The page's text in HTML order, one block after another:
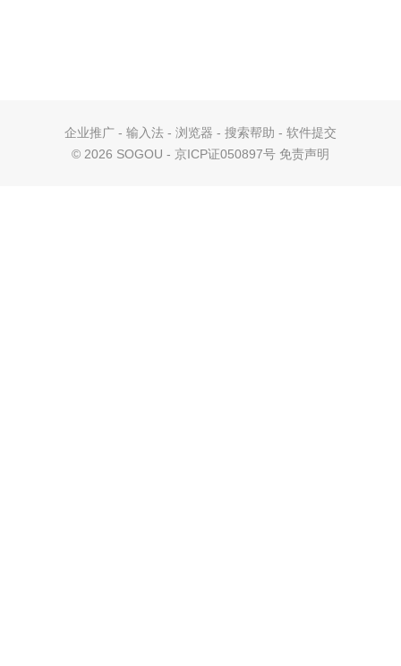
企业推广 - 输入法 - 浏览器 - 搜索帮助 - 软件提交
© 2026 SOGOU - 京ICP证050897号 免责声明